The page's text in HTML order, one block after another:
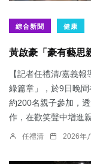
綜合新聞 健康
黃啟豪「豪有藝思
【記者任禮清/嘉義
綠篇章」，於9日晚
約200名親子參加，
作，在歡笑聲中增進
任禮清 2026年